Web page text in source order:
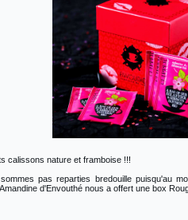
calissons nature et framboise !!!
pas reparties bredouille puisqu'au
d'Envouthé nous a offert une box